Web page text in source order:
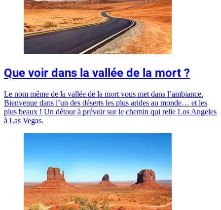
Que voir dans la vallée de la mort ?
Le nom même de la vallée de la mort vous met dans l’ambiance.
Bienvenue dans l’un des déserts les plus arides au monde… et les
plus beaux ! Un détour à prévoir sur le chemin qui relie Los Angeles
à Las Vegas.